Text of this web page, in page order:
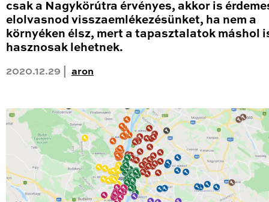
csak a Nagykörútra érvényes, akkor is
elolvasnod visszaemlékezésünket, ha nem a
környéken élsz, mert a tapasztalatok máshol
hasznosak lehetnek.
2020.12.29 | aron